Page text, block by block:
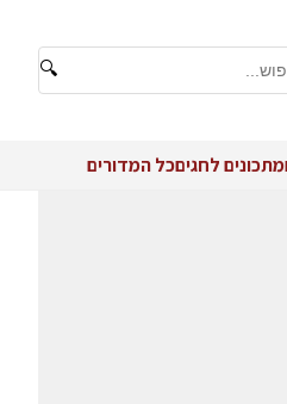
🔍
מתכונים לחגיםכל המדורים